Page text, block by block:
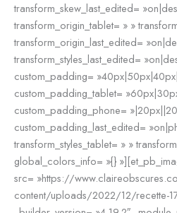
transform_skew_last_edited=
transform_origin_tablet= » »
transform_origin_last_edited=
transform_styles_last_edited=
custom_padding=
custom_padding_tablet=
custom_padding_phone=
custom_padding_last_edited=
transform_styles_tablet= » »
global_colors_info= »{}
src= »https://
content/uploads/2022/12/recette-